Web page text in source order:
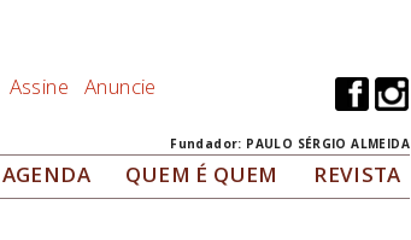
Assine Anuncie
Fundador: PAULO SÉRGIO ALMEIDA
AGENDA QUEM É QUEM REVISTA